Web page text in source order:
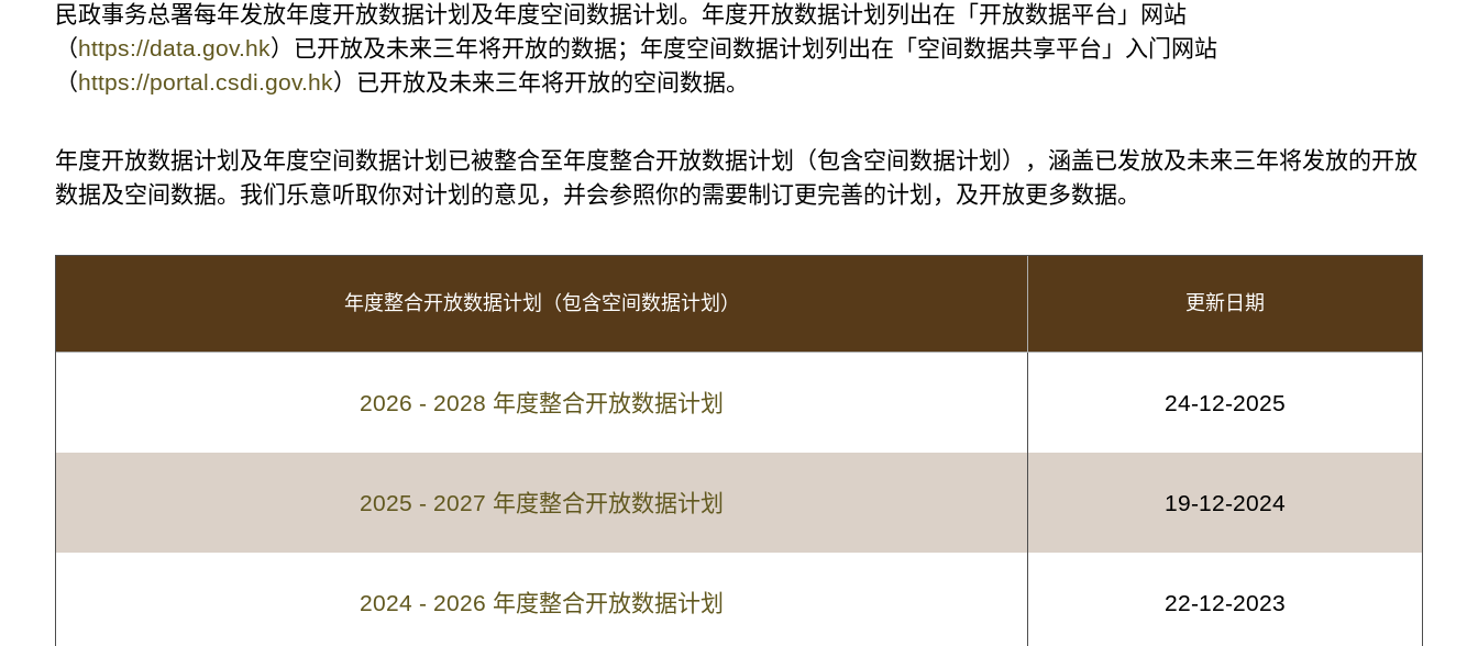
民政事务总署每年发放年度开放数据计划及年度空间数据计划。年度开放数据计划列出在「开放数据平台」网站
（https://data.gov.hk）已开放及未来三年将开放的数据；年度空间数据计划列出在「空间数据共享平台」入门网站
（https://portal.csdi.gov.hk）已开放及未来三年将开放的空间数据。
年度开放数据计划及年度空间数据计划已被整合至年度整合开放数据计划（包含空间数据计划），涵盖已发放及未来三年将发放的开放
数据及空间数据。我们乐意听取你对计划的意见，并会参照你的需要制订更完善的计划，及开放更多数据。
年度整合开放数据计划（包含空间数据计划） 更新日期
2026 - 2028 年度整合开放数据计划 24-12-2025
2025 - 2027 年度整合开放数据计划 19-12-2024
2024 - 2026 年度整合开放数据计划 22-12-2023